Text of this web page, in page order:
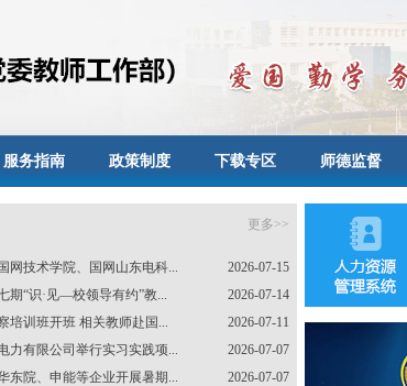
服务指南 政策制度 下载专区 师德监督
更多>>
网技术学院、国网山东电科...
2026-07-15
期“识·见—校领导有约”教...
2026-07-14
培训班开班 相关教师赴国...
2026-07-11
力有限公司举行实习实践项...
2026-07-07
东院、申能等企业开展暑期...
2026-07-07